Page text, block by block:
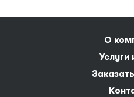
О
Услуги